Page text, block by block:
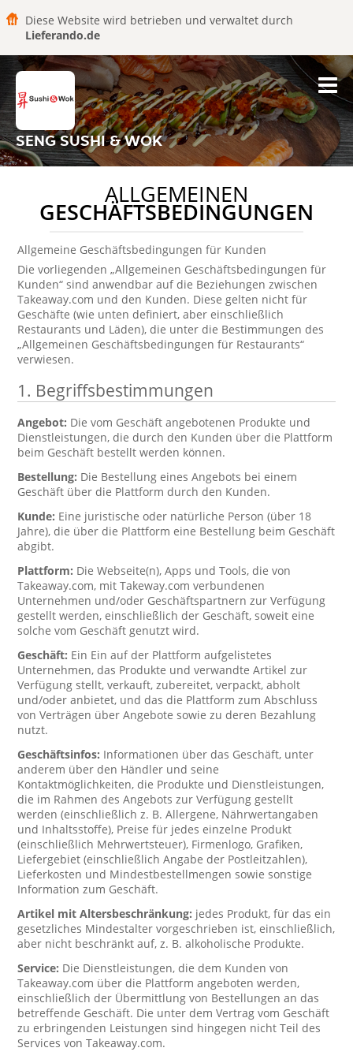
Diese Website wird betrieben und verwaltet durch
Lieferando.de
SENG SUSHI & WOK
ALLGEMEINEN
GESCHÄFTSBEDINGUNGEN
Allgemeine Geschäftsbedingungen für Kunden
Die vorliegenden „Allgemeinen Geschäftsbedingungen für
Kunden“ sind anwendbar auf die Beziehungen zwischen
Takeaway.com und den Kunden. Diese gelten nicht für
Geschäfte (wie unten definiert, aber einschließlich
Restaurants und Läden), die unter die Bestimmungen des
„Allgemeinen Geschäftsbedingungen für Restaurants“
verwiesen.
1. Begriffsbestimmungen
Angebot: Die vom Geschäft angebotenen Produkte und
Dienstleistungen, die durch den Kunden über die Plattform
beim Geschäft bestellt werden können.
Bestellung: Die Bestellung eines Angebots bei einem
Geschäft über die Plattform durch den Kunden.
Kunde: Eine juristische oder natürliche Person (über 18
Jahre), die über die Plattform eine Bestellung beim Geschäft
abgibt.
Plattform: Die Webseite(n), Apps und Tools, die von
Takeaway.com, mit Takeway.com verbundenen
Unternehmen und/oder Geschäftspartnern zur Verfügung
gestellt werden, einschließlich der Geschäft, soweit eine
solche vom Geschäft genutzt wird.
Geschäft: Ein Ein auf der Plattform aufgelistetes
Unternehmen, das Produkte und verwandte Artikel zur
Verfügung stellt, verkauft, zubereitet, verpackt, abholt
und/oder anbietet, und das die Plattform zum Abschluss
von Verträgen über Angebote sowie zu deren Bezahlung
nutzt.
Geschäftsinfos: Informationen über das Geschäft, unter
anderem über den Händler und seine
Kontaktmöglichkeiten, die Produkte und Dienstleistungen,
die im Rahmen des Angebots zur Verfügung gestellt
werden (einschließlich z. B. Allergene, Nährwertangaben
und Inhaltsstoffe), Preise für jedes einzelne Produkt
(einschließlich Mehrwertsteuer), Firmenlogo, Grafiken,
Liefergebiet (einschließlich Angabe der Postleitzahlen),
Lieferkosten und Mindestbestellmengen sowie sonstige
Information zum Geschäft.
Artikel mit Altersbeschränkung: jedes Produkt, für das ein
gesetzliches Mindestalter vorgeschrieben ist, einschließlich,
aber nicht beschränkt auf, z. B. alkoholische Produkte.
Service: Die Dienstleistungen, die dem Kunden von
Takeaway.com über die Plattform angeboten werden,
einschließlich der Übermittlung von Bestellungen an das
betreffende Geschäft. Die unter dem Vertrag vom Geschäft
zu erbringenden Leistungen sind hingegen nicht Teil des
Services von Takeaway.com.